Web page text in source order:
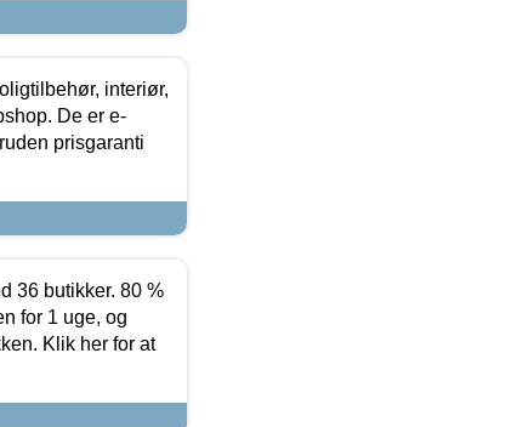
interiør,
De er e-
prisgaranti
36 butikker. 80 %
for 1 uge, og
Klik her for at